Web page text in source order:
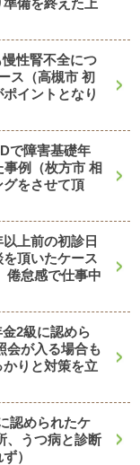
備を終えた上
慢性腎不全につ
ス（高槻市 初
イントとなり
で障害基礎年
例（枚方市 相
をさせて頂
上前の初診日
頂いたケース
倦怠感で仕事中
2級に認めら
会が入る場合も
りと対策を立
認められたケ
、うつ病と診断
）